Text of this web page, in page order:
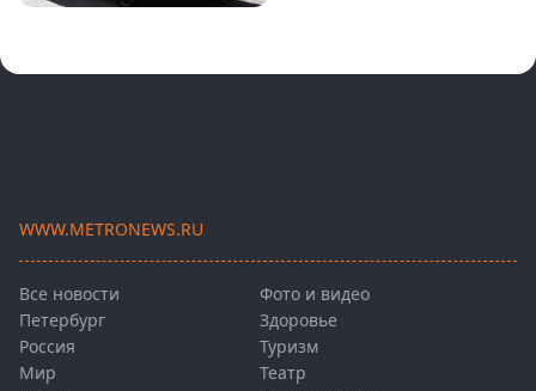
WWW.METRONEWS.RU
Все новости
Петербург
Россия
Мир
Фото и видео
Здоровье
Туризм
Театр